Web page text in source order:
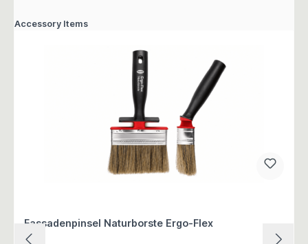
Accessory Items
Fassadenpinsel Naturborste Ergo-Flex